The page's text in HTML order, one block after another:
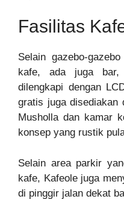
Fasilitas
Selain gazebo-
kafe, ada juga
dilengkapi dengan
gratis juga disediakan
Musholla dan kamar
konsep yang rustik
Selain area parkir
kafe, Kafeole juga
di pinggir jalan dekat